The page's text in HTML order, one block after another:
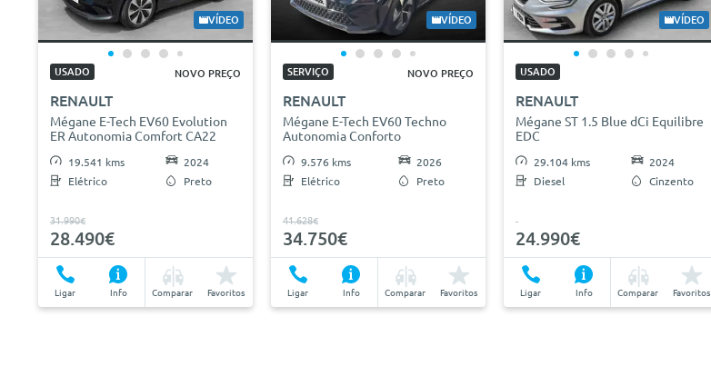
VÍDEO
USADO NOVO PREÇO
RENAULT
Mégane E-Tech EV60 Evolution
ER Autonomia Comfort CA22
19.541 kms
Elétrico
2024
Preto
31.990€
28.490€
Ligar Info Comparar Favoritos
VÍDEO
SERVIÇO NOVO PREÇO
RENAULT
Mégane E-Tech EV60 Techno
Autonomia Conforto
9.576 kms
Elétrico
2026
Preto
41.628€
34.750€
Ligar Info Comparar Favoritos
VÍDEO
USADO
RENAULT
Mégane ST 1.5 Blue dCi Equilibre
EDC
29.104 kms
Diesel
2024
Cinzento
24.990€
Ligar Info Comparar Favoritos